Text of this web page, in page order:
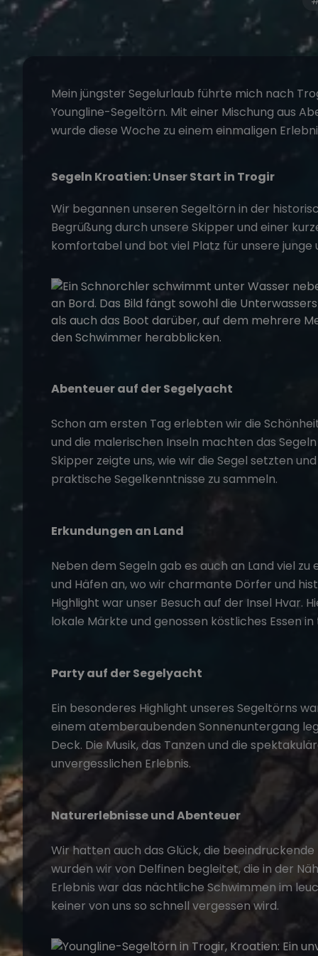
Mein jüngster Segelurlaub führte mich nach
Youngline-Segeltörn. Mit einer Mischung aus
wurde diese Woche zu einem einmaligen
Segeln Kroatien: Unser Start in Trogir
Wir begannen unseren Segeltörn in der
Begrüßung durch unsere Skipper und einer
komfortabel und bot viel Platz für unsere junge
Abenteuer auf der Segelyacht
Schon am ersten Tag erlebten wir die
und die malerischen Inseln machten das
Skipper zeigte uns, wie wir die Segel setzten
praktische Segelkenntnisse zu sammeln.
Erkundungen an Land
Neben dem Segeln gab es auch an Land viel
und Häfen an, wo wir charmante Dörfer und
Highlight war unser Besuch auf der Insel Hvar.
lokale Märkte und genossen köstliches Essen
Party auf der Segelyacht
Ein besonderes Highlight unseres Segeltörns
einem atemberaubenden Sonnenuntergang
Deck. Die Musik, das Tanzen und die
unvergesslichen Erlebnis.
Naturerlebnisse und Abenteuer
Wir hatten auch das Glück, die beeindruckende
wurden wir von Delfinen begleitet, die in der
Erlebnis war das nächtliche Schwimmen im
keiner von uns so schnell vergessen wird.